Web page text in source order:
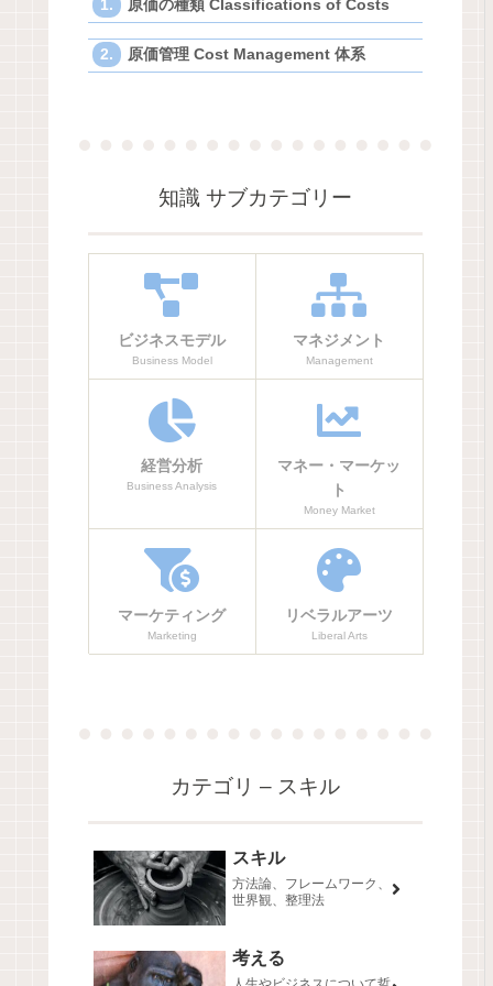
原価の種類 Classifications of Costs
原価管理 Cost Management 体系
知識 サブカテゴリー
ビジネスモデル
Business Model
マネジメント
Management
経営分析
Business Analysis
マネー・マーケッ
ト
Money Market
マーケティング
Marketing
リベラルアーツ
Liberal Arts
カテゴリ – スキル
スキル
方法論、フレームワーク、
世界観、整理法
考える